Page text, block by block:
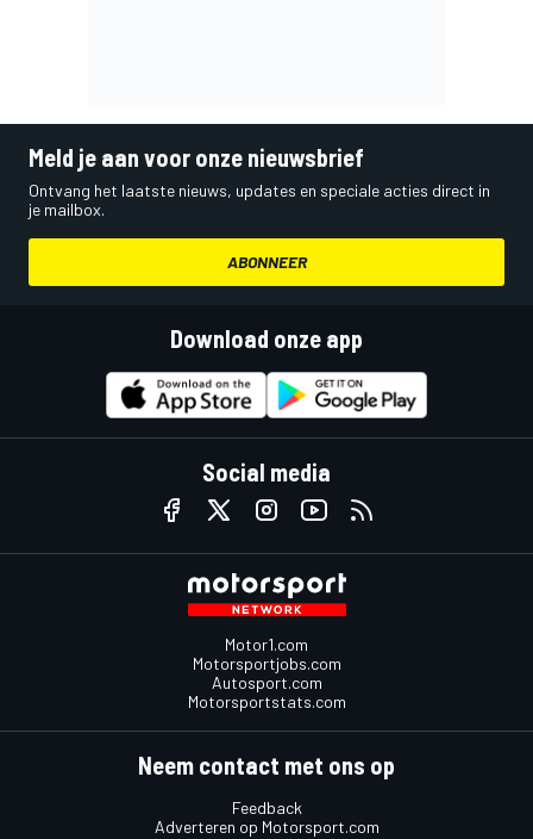
Meld je aan voor onze nieuwsbrief
Ontvang het laatste nieuws, updates en speciale acties direct in
je mailbox.
ABONNEER
Download onze app
Social media
Motor1.com
Motorsportjobs.com
Autosport.com
Motorsportstats.com
Neem contact met ons op
Feedback
Adverteren op Motorsport.com